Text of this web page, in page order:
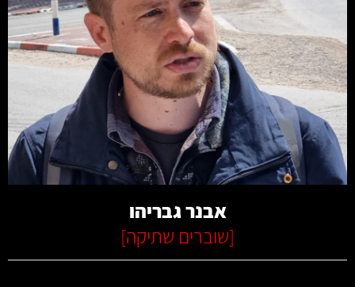
קרא עוד
אבנר גבריהו
[שוברים שתיקה]